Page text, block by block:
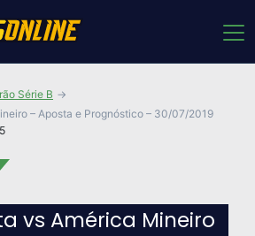
Série B
– Aposta e Prognóstico – 30/07/2019
vs América Mineiro